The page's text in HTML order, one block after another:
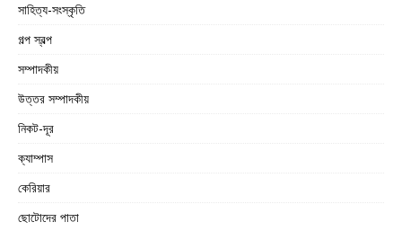
সাহিত্য-সংস্কৃতি
গল্প স্বল্প
সম্পাদকীয়
উত্তর সম্পাদকীয়
নিকট-দূর
ক্যাম্পাস
কেরিয়ার
ছোটোদের পাতা